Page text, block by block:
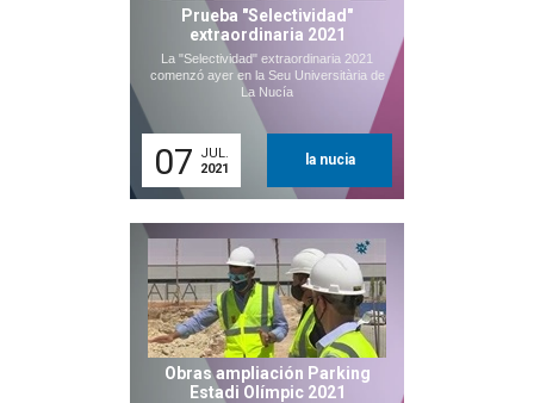
Prueba "Selectividad"
extraordinaria 2021
La "Selectividad" extraordinaria 2021
comenzó ayer en la Seu Universitària de
La Nucía
07
JUL.
2021
la nucia
Obras ampliación Parking
Estadi Olímpic 2021